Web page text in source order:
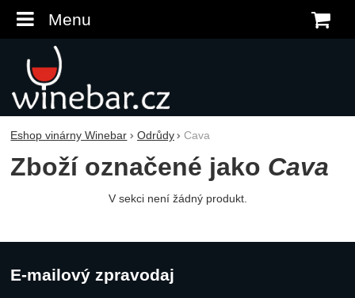
Menu
Eshop vinárny Winebar Odrůdy Cava
Zboží označené jako Cava
V sekci není žádný produkt.
E-mailový zpravodaj